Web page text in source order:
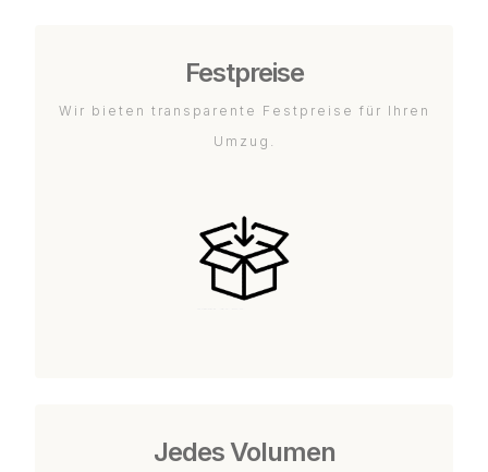
Festpreise
Wir bieten transparente Festpreise für Ihren
Umzug.
Jedes Volumen